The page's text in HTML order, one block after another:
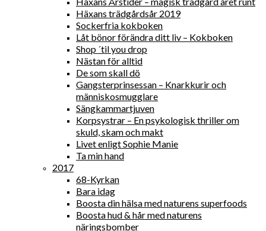
Häxans trädgårdsår 2019
Sockerfria kokboken
Låt bönor förändra ditt liv – Kokboken
Shop ´til you drop
Nästan för alltid
De som skall dö
Gangsterprinsessan – Knarkkurir och
människosmugglare
Sängkammartjuven
Korpsystrar – En psykologisk thriller om
skuld, skam och makt
Livet enligt Sophie Manie
Ta min hand
2017
68-Kyrkan
Bara idag
Boosta din hälsa med naturens superfoods
Boosta hud & hår med naturens
näringsbomber